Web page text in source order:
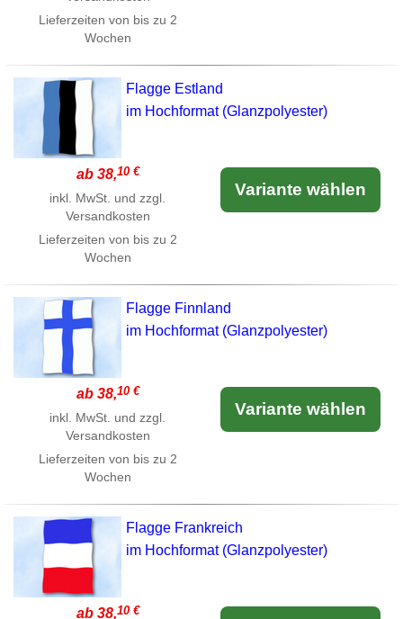
Lieferzeiten von bis zu 2
Wochen
Flagge Estland
im Hochformat (Glanzpolyester)
ab 38,10 €
inkl. MwSt. und zzgl.
Versandkosten
Lieferzeiten von bis zu 2
Wochen
Variante wählen
Flagge Finnland
im Hochformat (Glanzpolyester)
ab 38,10 €
inkl. MwSt. und zzgl.
Versandkosten
Lieferzeiten von bis zu 2
Wochen
Variante wählen
Flagge Frankreich
im Hochformat (Glanzpolyester)
ab 38,10 €